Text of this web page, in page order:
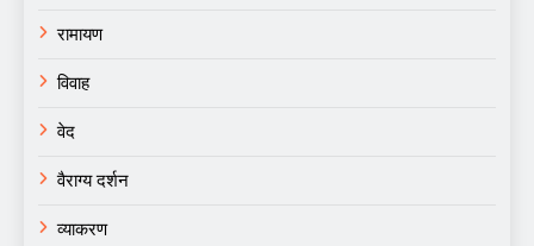
रामायण
विवाह
वेद
वैराग्य दर्शन
व्याकरण